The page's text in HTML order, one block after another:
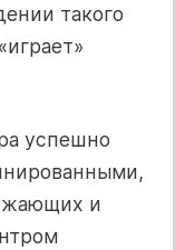
такого
успешно
и